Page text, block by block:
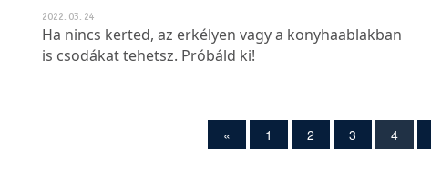
2022. 03. 24
Ha nincs kerted, az erkélyen vagy a konyhaablakban
is csodákat tehetsz. Próbáld ki!
« 1 2 3 4